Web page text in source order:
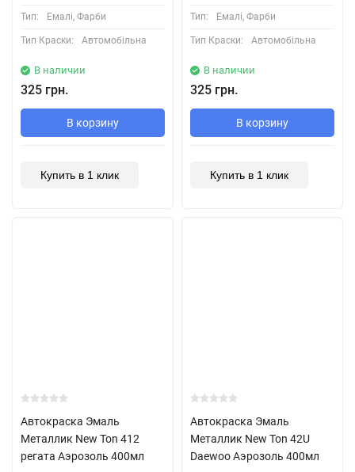
Тип: Емалі, Фарби
Тип Краски: Автомобільна
В наличии
325 грн.
В корзину
Купить в 1 клик
Тип: Емалі, Фарби
Тип Краски: Автомобільна
В наличии
325 грн.
В корзину
Купить в 1 клик
Автокраска Эмаль
Металлик New Ton 412
регата Аэрозоль 400мл
Автокраска Эмаль
Металлик New Ton 42U
Daewoo Аэрозоль 400мл